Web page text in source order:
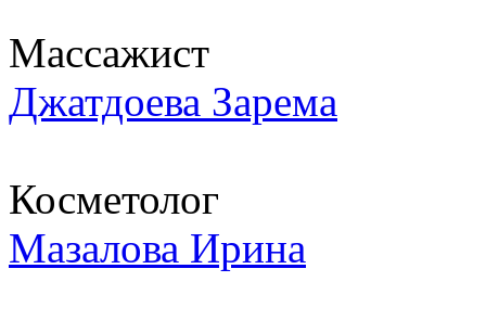
Массажист
Джатдоева Зарема
Косметолог
Мазалова Ирина